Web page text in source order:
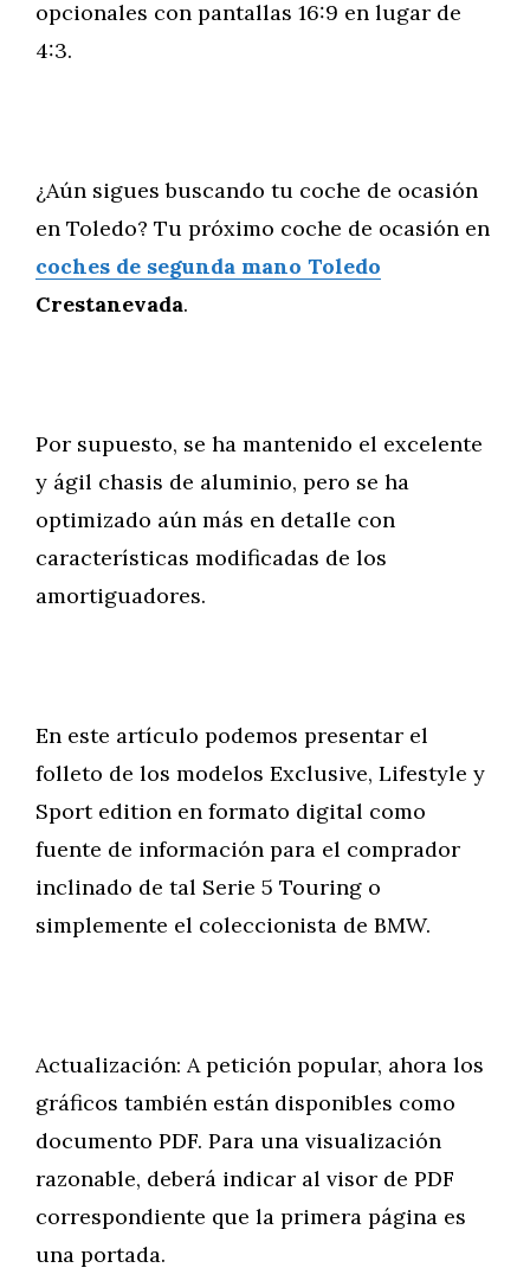
opcionales con pantallas 16:9 en lugar de
4:3.
¿Aún sigues buscando tu coche de ocasión
en Toledo? Tu próximo coche de ocasión en
coches de segunda mano Toledo
Crestanevada.
Por supuesto, se ha mantenido el excelente
y ágil chasis de aluminio, pero se ha
optimizado aún más en detalle con
características modificadas de los
amortiguadores.
En este artículo podemos presentar el
folleto de los modelos Exclusive, Lifestyle y
Sport edition en formato digital como
fuente de información para el comprador
inclinado de tal Serie 5 Touring o
simplemente el coleccionista de BMW.
Actualización: A petición popular, ahora los
gráficos también están disponibles como
documento PDF. Para una visualización
razonable, deberá indicar al visor de PDF
correspondiente que la primera página es
una portada.